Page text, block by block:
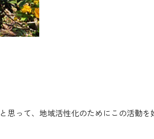
って、地域活性化のためにこの活動を